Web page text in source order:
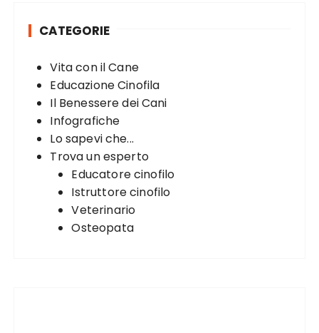
CATEGORIE
Vita con il Cane
Educazione Cinofila
Il Benessere dei Cani
Infografiche
Lo sapevi che...
Trova un esperto
Educatore cinofilo
Istruttore cinofilo
Veterinario
Osteopata